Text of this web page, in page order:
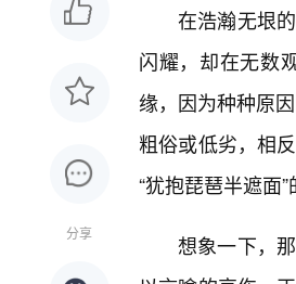
分享
在浩瀚无垠
闪耀，却在无数
缘，因为种种原
粗俗或低劣，相
“犹抱琵琶半遮面
想象一下，